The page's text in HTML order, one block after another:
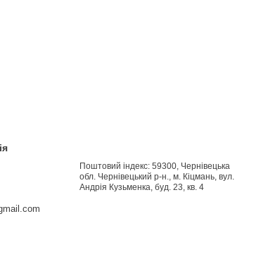
Поштовий індекс: 59300, Чернівецька
обл. Чернівецький р-н., м. Кіцмань, вул.
Андрія Кузьменка, буд. 23, кв. 4